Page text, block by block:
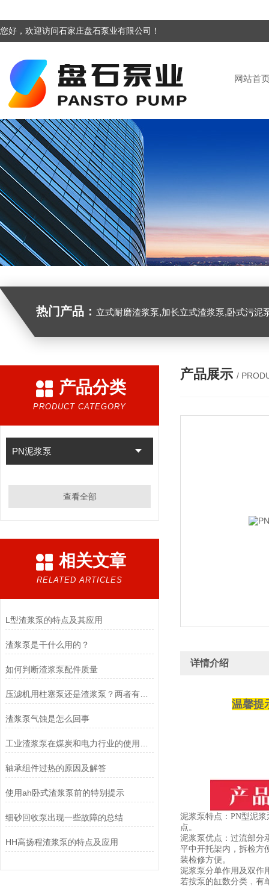
您好，欢迎访问石家庄盘石泵业有限公司！
网站首
热门产品： 立式耐磨渣浆泵,加长立式渣浆泵,卧式污泥
产品分类
PRODUCT CATEGORY
PN泥浆泵
查看全部
相关文章
RELATED ARTICLES
L型渣浆泵的特点及其应用
渣浆泵是干什么用的？
如何判断渣浆泵配件质量
压滤机用柱塞泵还是渣浆泵？两者有什么区别的？
渣浆泵气蚀是怎么回事
轴承组件过热的原因及解答
使用ah卧式渣浆泵前的特别提示
细砂回收泵出现一些故障的总结
HH高扬程渣浆泵的特点及应用
产品展示 /
详情介绍
温馨提
泥浆泵特点：PN型泥
点。
泥浆泵优点：过流部分
平中开托架内，拆检方
装检修方便。
泥浆泵分单作用及双作
若按泵的缸数分类﹐有